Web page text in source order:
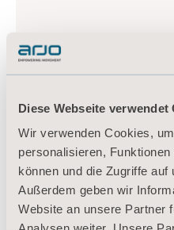
Diese Webseite verwendet
Wir verwenden Cookies,
personalisieren,
können und die Zugriffe
Außerdem geben wir
Website an unsere Partner